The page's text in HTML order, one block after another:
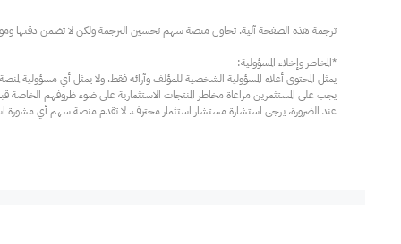
عند الضرورة، يرجى استشارة مستشار استثمار محترف. لا تقدم منصة سهم أي مشورة